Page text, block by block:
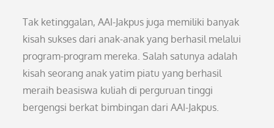
Tak ketinggalan, AAI-Jakpus juga memiliki banyak
kisah sukses dari anak-anak yang berhasil melalui
program-program mereka. Salah satunya adalah
kisah seorang anak yatim piatu yang berhasil
meraih beasiswa kuliah di perguruan tinggi
bergengsi berkat bimbingan dari AAI-Jakpus.